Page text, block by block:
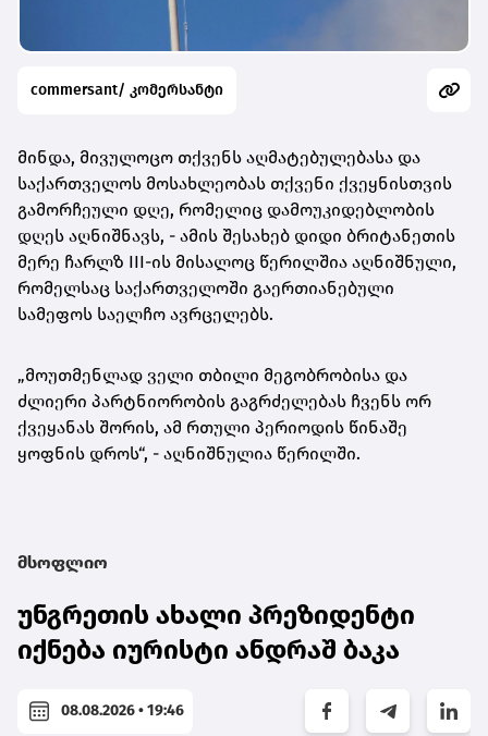
commersant/ კომერსანტი
მინდა, მივულოცო თქვენს აღმატებულებასა და
საქართველოს მოსახლეობას თქვენი ქვეყნისთვის
გამორჩეული დღე, რომელიც დამოუკიდებლობის
დღეს აღნიშნავს, - ამის შესახებ დიდი ბრიტანეთის
მერე ჩარლზ III-ის მისალოც წერილშია აღნიშნული,
რომელსაც საქართველოში გაერთიანებული
სამეფოს საელჩო ავრცელებს.
„მოუთმენლად ველი თბილი მეგობრობისა და
ძლიერი პარტნიორობის გაგრძელებას ჩვენს ორ
ქვეყანას შორის, ამ რთული პერიოდის წინაშე
ყოფნის დროს“, - აღნიშნულია წერილში.
მსოფლიო
უნგრეთის ახალი პრეზიდენტი
იქნება იურისტი ანდრაშ ბაკა
08.08.2026 • 19:46